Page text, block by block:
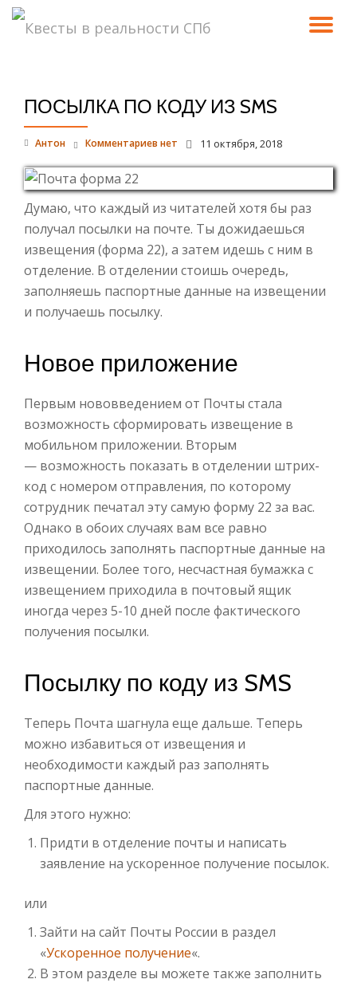
ПОСЫЛКА ПО КОДУ ИЗ SMS
Антон 11 октября, 2018
Комментариев нет
Думаю, что каждый из читателей хотя бы раз
получал посылки на почте. Ты дожидаешься
извещения (форма 22), а затем идешь с ним в
отделение. В отделении стоишь очередь,
заполняешь паспортные данные на извещении
и получаешь посылку.
Новое приложение
Первым нововведением от Почты стала
возможность сформировать извещение в
мобильном приложении. Вторым
— возможность показать в отделении штрих-
код с номером отправления, по которому
сотрудник печатал эту самую форму 22 за вас.
Однако в обоих случаях вам все равно
приходилось заполнять паспортные данные на
извещении. Более того, несчастная бумажка с
извещением приходила в почтовый ящик
иногда через 5-10 дней после фактического
получения посылки.
Посылку по коду из SMS
Теперь Почта шагнула еще дальше. Теперь
можно избавиться от извещения и
необходимости каждый раз заполнять
паспортные данные.
Для этого нужно:
Придти в отделение почты и написать
заявление на ускоренное получение посылок.
или
Зайти на сайт Почты России в раздел
«Ускоренное получение«.
В этом разделе вы можете также заполнить